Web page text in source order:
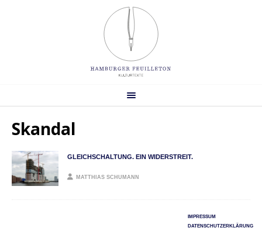
Skandal
GLEICHSCHALTUNG. EIN WIDERSTREIT.
MATTHIAS SCHUMANN
IMPRESSUM
DATENSCHUTZERKLÄRUNG